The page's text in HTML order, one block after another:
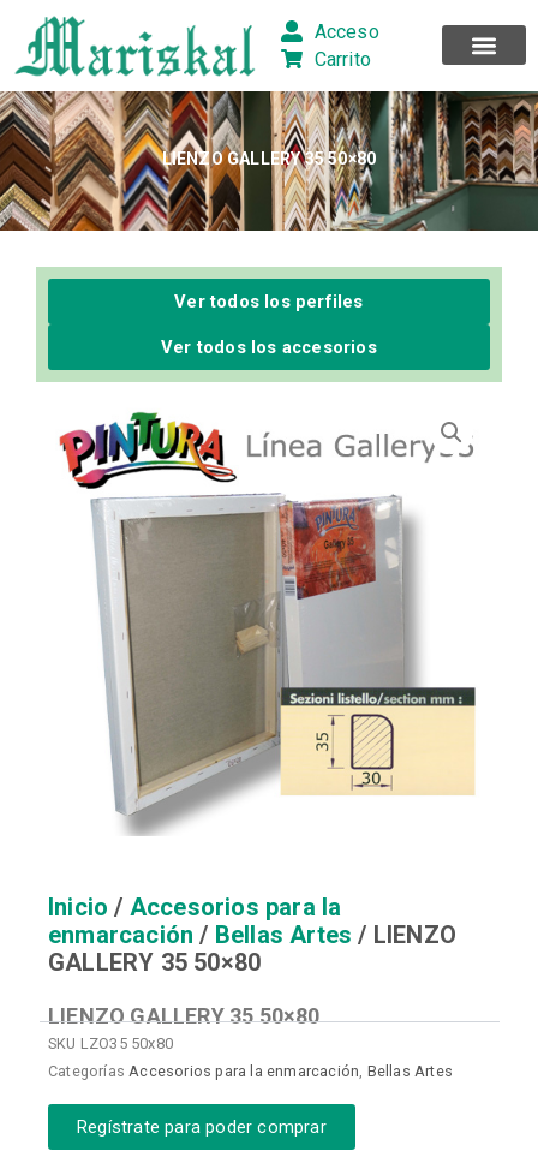
contenido
Acceso
Carrito
LIENZO GALLERY 35 50×80
Ver todos los perfiles
Ver todos los accesorios
Inicio / Accesorios para la
enmarcación / Bellas Artes / LIENZO
GALLERY 35 50×80
LIENZO GALLERY 35 50×80
SKU LZO35 50x80
Categorías Accesorios para la enmarcación, Bellas Artes
Regístrate para poder comprar